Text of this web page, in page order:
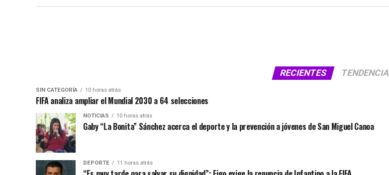
RECIENTES TENDENCIA
SIN CATEGORÍA 10 horas atrás
FIFA analiza ampliar el Mundial 2030 a 64 selecciones
NOTICIAS 10 horas atrás
Gaby “La Bonita” Sánchez acerca el deporte y la prevención a jóvenes de San Miguel Canoa
DEPORTE 11 horas atrás